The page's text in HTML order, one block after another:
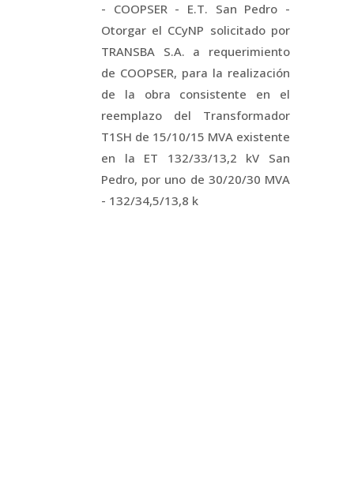
- COOPSER - E.T. San Pedro -
Otorgar el CCyNP solicitado por
TRANSBA S.A. a requerimiento
de COOPSER, para la realización
de la obra consistente en el
reemplazo del Transformador
T1SH de 15/10/15 MVA existente
en la ET 132/33/13,2 kV San
Pedro, por uno de 30/20/30 MVA
- 132/34,5/13,8 k